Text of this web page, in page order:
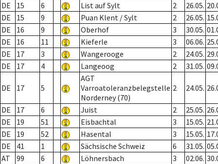
DE
15 6 List auf Sylt 2 26.05.
DE
15 9 Puan Klent / Sylt 2 26.05.
DE
16 9 Oberhof 3 30.05.
DE
16 11 Kieferle 3 06.06.
DE
17 3 Wangerooge 2 24.05.
DE
17 4 Langeoog 2 31.05.
DE 17 5
AGT
Varroatoleranzbelegstelle
Norderney (70)
2 24.05.
DE 17 6 Juist 2 25.05.
DE
19 51 Eisbachtal 3 15.05.
DE
19 52 Hasental 3 15.05.
DE
41 1 Sächsische Schweiz 6 31.05.
AT
99 6 Löhnersbach 3 02.06.